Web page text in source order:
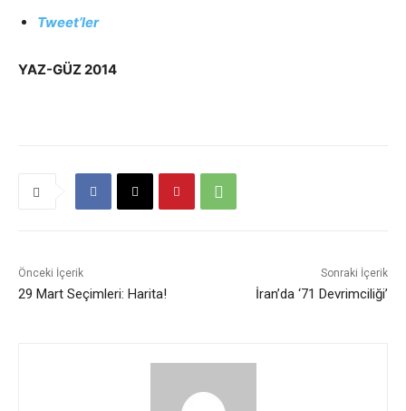
Tweet’ler
YAZ-GÜZ 2014
Önceki İçerik
29 Mart Seçimleri: Harita!
Sonraki İçerik
İran’da ‘71 Devrimciliği’